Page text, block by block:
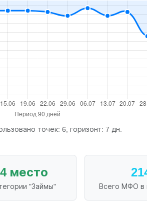
точек: 6, горизонт: 7 дн.
место
"Займы" Всего МФО в